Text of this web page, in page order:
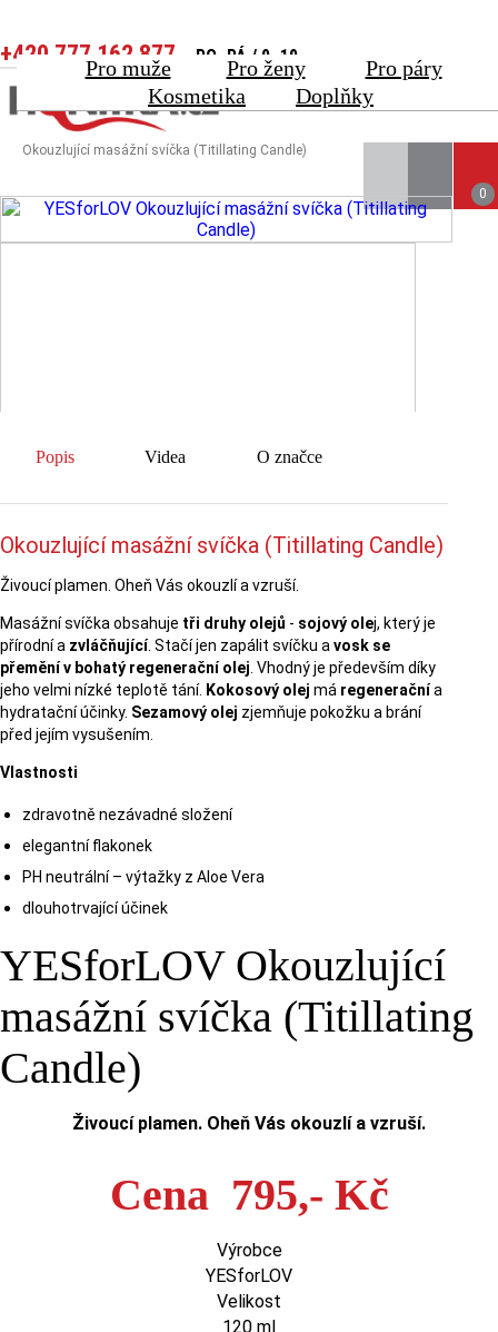
+420 777 162 877 PO–PÁ / 9–19
HLEDATPŘIHLÁSIT
0
Toggle navigation
Pro muže Pro ženy
Pro páry
Kosmetika
Doplňky
Pro ženy Lubrikanty
Okouzlující masážní svíčka (Titillating Candle)
Popis Videa O značce
Okouzlující masážní svíčka (Titillating Candle)
Živoucí plamen. Oheň Vás okouzlí a vzruší.
Masážní svíčka obsahuje tři druhy olejů - sojový olej, který je
přírodní a zvláčňující. Stačí jen zapálit svíčku a vosk se
přemění v bohatý regenerační olej . Vhodný je především díky
jeho velmi nízké teplotě tání. Kokosový olej má regeneračnía
hydratační účinky. Sezamový olej zjemňuje pokožku a brání
před jejím vysušením.
Vlastnosti
zdravotně nezávadné složení
elegantní flakonek
PH neutrální – výtažky z Aloe Vera
dlouhotrvající účinek
YESforLOV Okouzlující
masážní svíčka (Titillating
Candle)
Živoucí plamen. Oheň Vás okouzlí a vzruší.
Cena 795,- Kč
Výrobce
YESforLOV
Velikost
120 ml